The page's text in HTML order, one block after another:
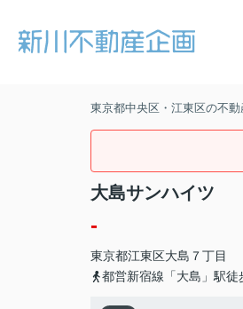
東京都中央区・江東区の不
大島サンハイツ
-
東京都江東区大島 ７丁目
都営新宿線「大島」駅徒